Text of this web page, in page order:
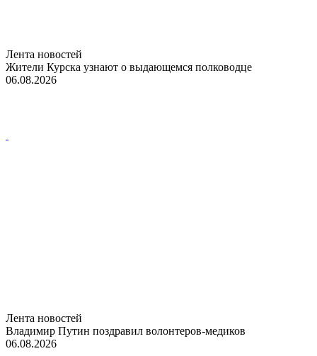
Лента новостей
Жители Курска узнают о выдающемся полководце
06.08.2026
Лента новостей
Владимир Путин поздравил волонтеров-медиков
06.08.2026